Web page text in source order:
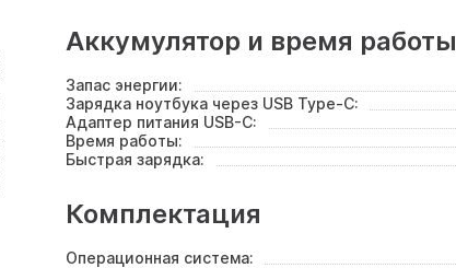
Аккумулятор и время работы
Запас энергии:
Зарядка ноутбука через USB Type-C:
Адаптер питания USB-C:
Время работы:
Быстрая зарядка:
Комплектация
Операционная система: